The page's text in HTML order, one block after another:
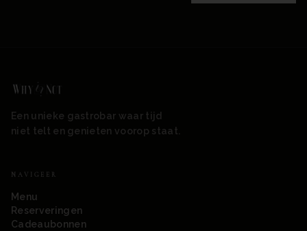
Een unieke gastrobar waar tijd
niet telt en genieten voorop staat.
NAVIGEER
Menu
Reserveringen
Cadeaubonnen